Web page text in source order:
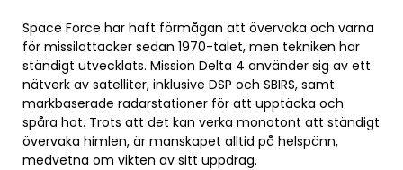
Space Force har haft förmågan att övervaka och varna
för missilattacker sedan 1970-talet, men tekniken har
ständigt utvecklats. Mission Delta 4 använder sig av ett
nätverk av satelliter, inklusive DSP och SBIRS, samt
markbaserade radarstationer för att upptäcka och
spåra hot. Trots att det kan verka monotont att ständigt
övervaka himlen, är manskapet alltid på helspänn,
medvetna om vikten av sitt uppdrag.